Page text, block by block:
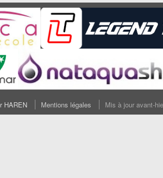
HAREN Mentions légales Mis à jour avant-